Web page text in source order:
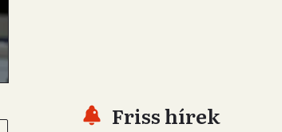
Friss hírek